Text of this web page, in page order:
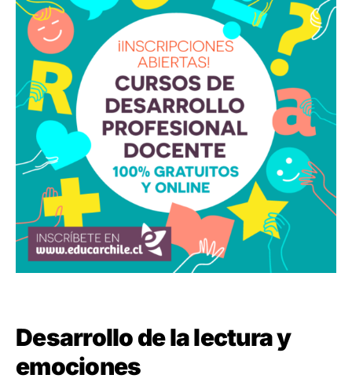
Desarrollo de la lectura y
emociones